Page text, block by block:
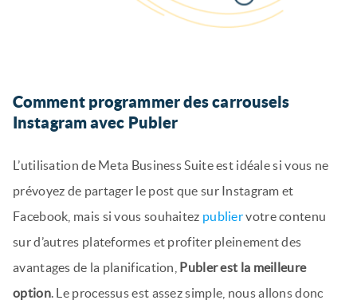
Comment programmer des carrousels
Instagram avec Publer
L’utilisation de Meta Business Suite est idéale si vous ne
prévoyez de partager le post que sur Instagram et
Facebook, mais si vous souhaitez publiervotre contenu
sur d’autres plateformes et profiter pleinement des
avantages de la planification,
Publer est la meilleure
option. Le processus est assez simple, nous allons donc